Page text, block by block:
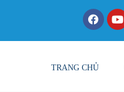
TRANG CHỦ